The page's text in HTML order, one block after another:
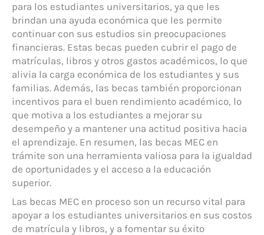
para los estudiantes universitarios, ya que les
brindan una ayuda económica que les permite
continuar con sus estudios sin preocupaciones
financieras. Estas becas pueden cubrir el pago de
matrículas, libros y otros gastos académicos, lo que
alivia la carga económica de los estudiantes y sus
familias. Además, las becas también proporcionan
incentivos para el buen rendimiento académico, lo
que motiva a los estudiantes a mejorar su
desempeño y a mantener una actitud positiva hacia
el aprendizaje. En resumen, las becas MEC en
trámite son una herramienta valiosa para la igualdad
de oportunidades y el acceso a la educación
superior.
Las becas MEC en proceso son un recurso vital para
apoyar a los estudiantes universitarios en sus costos
de matrícula y libros, y a fomentar su éxito